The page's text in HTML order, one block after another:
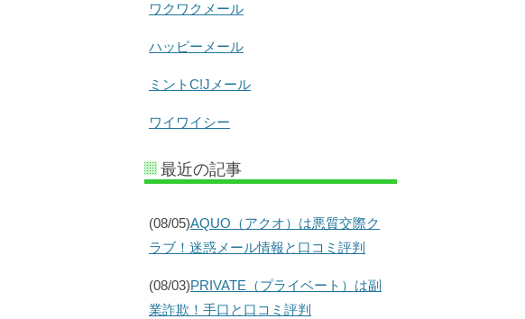
ワクワクメール
ハッピーメール
ミントC!Jメール
ワイワイシー
最近の記事
(08/05)AQUO（アクオ）は悪質交際ク
ラブ！迷惑メール情報と口コミ評判
(08/03)PRIVATE（プライベート）は副
業詐欺！手口と口コミ評判